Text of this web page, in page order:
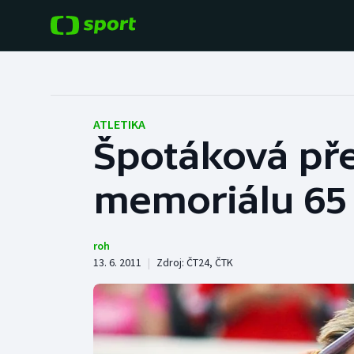
Hokej
Tenis
Cyklistika
Baseball a softbal
Basketbal
Boby a skeleton
ATLETIKA
Špotáková
memoriálu
roh
13. 6. 2011 | Zdroj: ČT24, ČTK